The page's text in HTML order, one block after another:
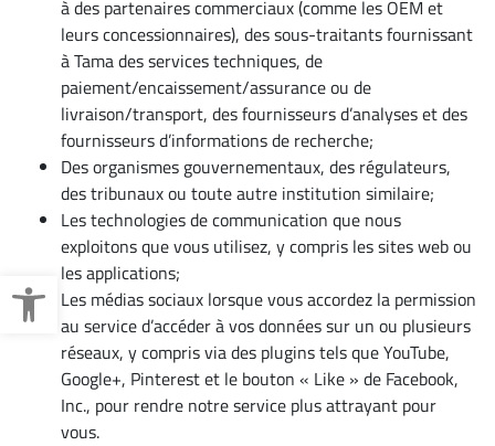
Ouvrir la barre d’outils
à des partenaires commerciaux (comme les OEM et
leurs concessionnaires), des sous-traitants fournissant
à Tama des services techniques, de
paiement/encaissement/assurance ou de
livraison/transport, des fournisseurs d’analyses et des
fournisseurs d’informations de recherche;
Des organismes gouvernementaux, des régulateurs,
des tribunaux ou toute autre institution similaire;
Les technologies de communication que nous
exploitons que vous utilisez, y compris les sites web ou
les applications;
Les médias sociaux lorsque vous accordez la permission
au service d’accéder à vos données sur un ou plusieurs
réseaux, y compris via des plugins tels que YouTube,
Google+, Pinterest et le bouton « Like » de Facebook,
Inc., pour rendre notre service plus attrayant pour
vous.